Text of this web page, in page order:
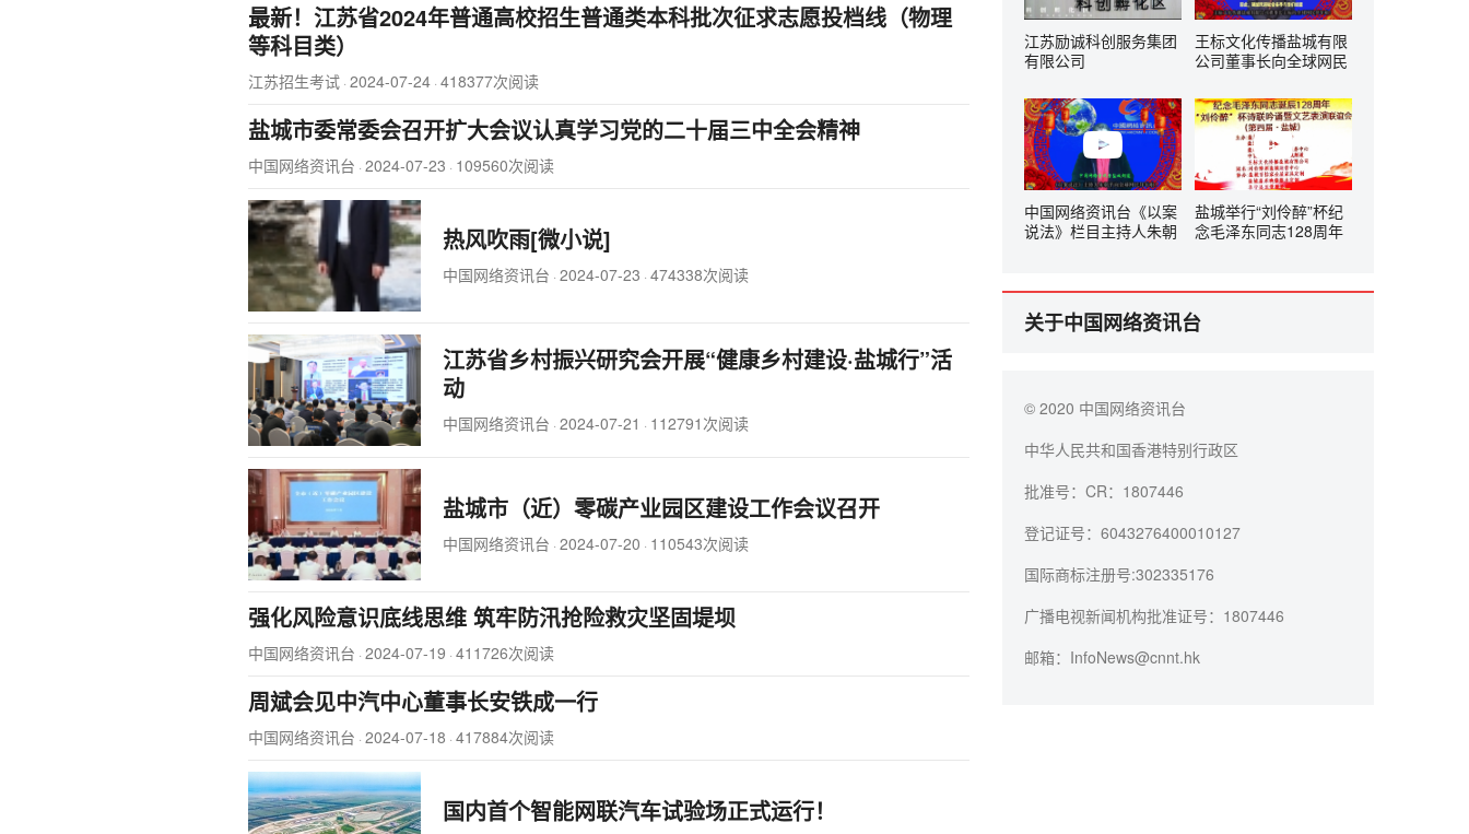
最新！江苏省2024年普通高校招生普通类本科批次征求志愿投档线（物理
等科目类）
江苏招生考试 · 2024-07-24 · 418377次阅读
盐城市委常委会召开扩大会议认真学习党的二十届三中全会精神
中国网络资讯台 · 2024-07-23 · 109560次阅读
热风吹雨[微小说]
中国网络资讯台 · 2024-07-23 · 474338次阅读
江苏省乡村振兴研究会开展“健康乡村建设·盐城行”活
动
中国网络资讯台 · 2024-07-21 · 112791次阅读
盐城市（近）零碳产业园区建设工作会议召开
中国网络资讯台 · 2024-07-20 · 110543次阅读
强化风险意识底线思维 筑牢防汛抢险救灾坚固堤坝
中国网络资讯台 · 2024-07-19 · 411726次阅读
周斌会见中汽中心董事长安铁成一行
中国网络资讯台 · 2024-07-18 · 417884次阅读
国内首个智能网联汽车试验场正式运行！
江苏励诚科创服务集团
有限公司
王标文化传播盐城有限
公司董事长向全球网民
中国网络资讯台《以案
说法》栏目主持人朱朝
盐城举行“刘伶醉”杯纪
念毛泽东同志128周年
关于中国网络资讯台
© 2020 中国网络资讯台
中华人民共和国香港特别行政区
批准号：CR：1807446
登记证号：6043276400010127
国际商标注册号:302335176
广播电视新闻机构批准证号：1807446
邮箱：InfoNews@cnnt.hk